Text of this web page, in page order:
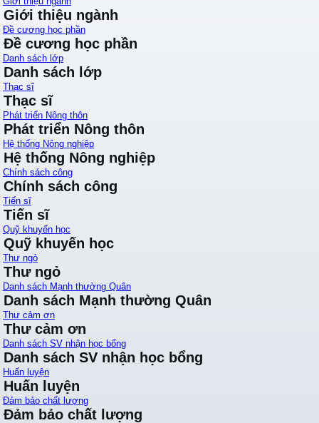
Giới thiệu ngành
Đề cương học phần
Đề cương học phần
Danh sách lớp
Danh sách lớp
Thạc sĩ
Thạc sĩ
Phát triển Nông thôn
Phát triển Nông thôn
Hệ thống Nông nghiệp
Hệ thống Nông nghiệp
Chính sách công
Chính sách công
Tiến sĩ
Tiến sĩ
Quỹ khuyến học
Quỹ khuyến học
Thư ngỏ
Thư ngỏ
Danh sách Mạnh thường Quân
Danh sách Mạnh thường Quân
Thư cảm ơn
Thư cảm ơn
Danh sách SV nhận học bổng
Danh sách SV nhận học bổng
Huấn luyện
Huấn luyện
Đảm bảo chất lượng
Đảm bảo chất lượng